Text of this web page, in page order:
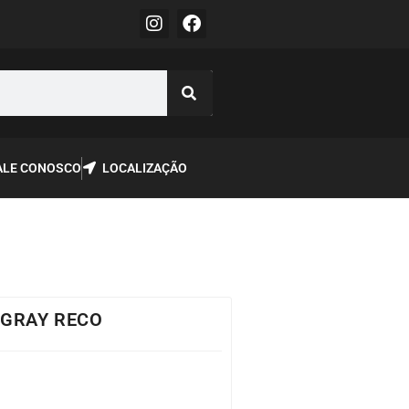
CONOSCO LOCALIZAÇÃO
RECO